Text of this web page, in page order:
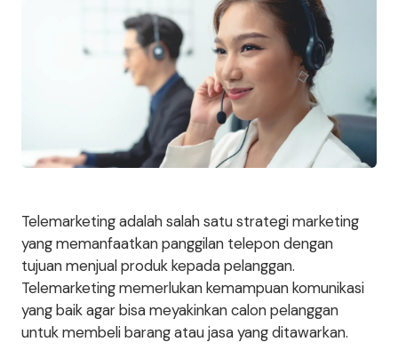
Telemarketing adalah salah satu strategi marketing
yang memanfaatkan panggilan telepon dengan
tujuan menjual produk kepada pelanggan.
Telemarketing memerlukan kemampuan komunikasi
yang baik agar bisa meyakinkan calon pelanggan
untuk membeli barang atau jasa yang ditawarkan.